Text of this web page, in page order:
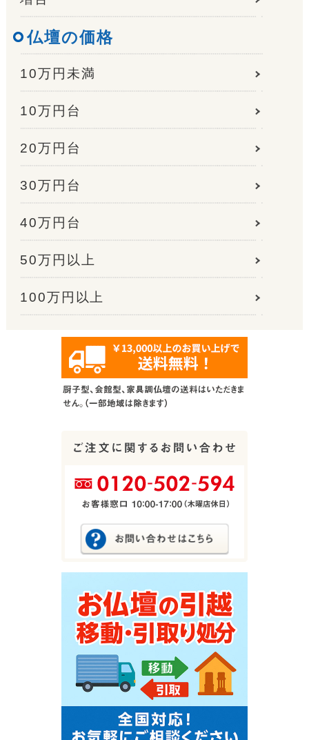
仏壇の価格
10万円未満
10万円台
20万円台
30万円台
40万円台
50万円以上
100万円以上